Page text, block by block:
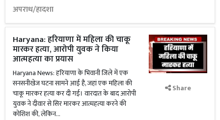
अपराध/हादशा
Haryana: हरियाणा में महिला की चाकू
मारकर हत्या, आरोपी युवक ने किया
आत्महत्या का प्रयास
Haryana News: हरियाणा के भिवानी जिले में एक
सनसनीखेज घटना सामने आई है, जहां एक महिला की
चाकू मारकर हत्या कर दी गई। वारदात के बाद आरोपी
युवक ने दीवार से सिर मारकर आत्महत्या करने की
कोशिश की, लेकिन...
Share